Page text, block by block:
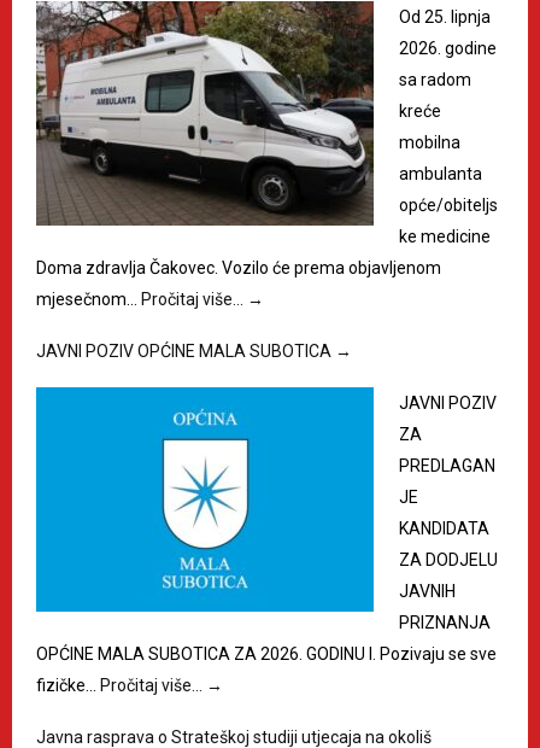
Od 25. lipnja
2026. godine
sa radom
kreće
mobilna
ambulanta
opće/obiteljs
ke medicine
Doma zdravlja Čakovec. Vozilo će prema objavljenom
mjesečnom… Pročitaj više… →
JAVNI POZIV OPĆINE MALA SUBOTICA →
JAVNI POZIV
ZA
PREDLAGAN
JE
KANDIDATA
ZA DODJELU
JAVNIH
PRIZNANJA
OPĆINE MALA SUBOTICA ZA 2026. GODINU I. Pozivaju se sve
fizičke… Pročitaj više… →
Javna rasprava o Strateškoj studiji utjecaja na okoliš